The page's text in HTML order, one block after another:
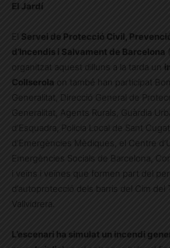
El Jardí
El Servei de Protecció Civil,
d’Incendis i Salvament de Barcelona
organitzat aquest dilluns a la tarda un
Collserola on també han participat
Generalitat, Direcció General de
Generalitat, Agents Rurals, Guàrdia
d’Esquadra, Policia Local de Sant
d’Emergències Mèdiques, el Centre
Emergències Socials de Barcelona,
i veïns i veïnes que formen part del
d’autoprotecció dels barris del Cim del
Vallvidrera.
L’escenari ha simulat un incendi